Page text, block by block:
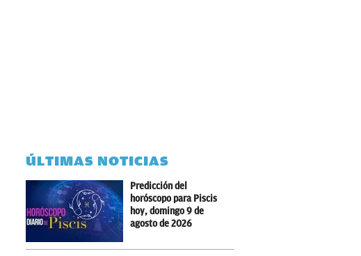
ÚLTIMAS NOTICIAS
Predicción del
horóscopo para Piscis
hoy, domingo 9 de
agosto de 2026